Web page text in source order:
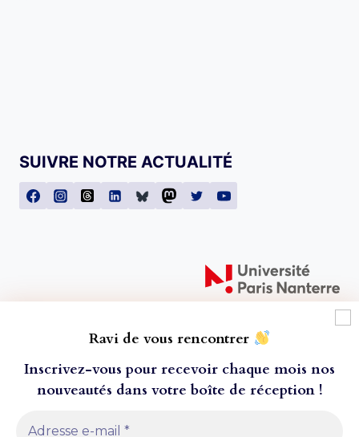
Ravi de vous rencontrer
Inscrivez-vous pour recevoir chaque mois nos
nouveautés dans votre boîte de réception!
SUIVRE NOTRE ACTUALITÉ
© 2026 Presses universitaires de Paris Nanterre